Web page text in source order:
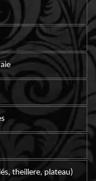
theillere, plateau)